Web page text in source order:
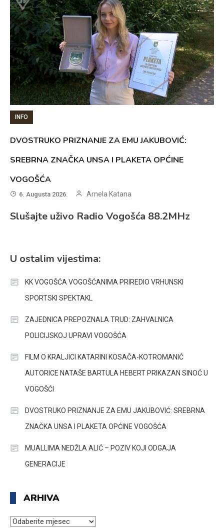
INFO
DVOSTRUKO PRIZNANJE ZA EMU JAKUBOVIĆ:
SREBRNA ZNAČKA UNSA I PLAKETA OPĆINE
VOGOŠĆA
6. Augusta 2026. Arnela Katana
Slušajte uživo Radio Vogošća 88.2MHz
U ostalim vijestima:
KK VOGOŠĆA VOGOŠĆANIMA PRIREDIO VRHUNSKI
SPORTSKI SPEKTAKL
ZAJEDNICA PREPOZNALA TRUD: ZAHVALNICA
POLICIJSKOJ UPRAVI VOGOŠĆA
FILM O KRALJICI KATARINI KOSAČA-KOTROMANIĆ
AUTORICE NATAŠE BARTULA HEBERT PRIKAZAN SINOĆ U
VOGOŠĆI
DVOSTRUKO PRIZNANJE ZA EMU JAKUBOVIĆ: SREBRNA
ZNAČKA UNSA I PLAKETA OPĆINE VOGOŠĆA
MUALLIMA NEDŽLA ALIĆ – POZIV KOJI ODGAJA
GENERACIJE
ARHIVA
ARHIVA